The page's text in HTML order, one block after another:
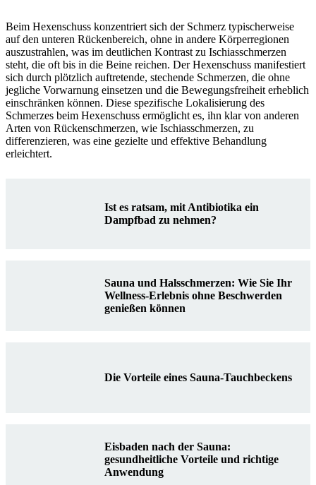
Beim Hexenschuss konzentriert sich der Schmerz typischerweise
auf den unteren Rückenbereich, ohne in andere Körperregionen
auszustrahlen, was im deutlichen Kontrast zu Ischiasschmerzen
steht, die oft bis in die Beine reichen. Der Hexenschuss manifestiert
sich durch plötzlich auftretende, stechende Schmerzen, die ohne
jegliche Vorwarnung einsetzen und die Bewegungsfreiheit erheblich
einschränken können. Diese spezifische Lokalisierung des
Schmerzes beim Hexenschuss ermöglicht es, ihn klar von anderen
Arten von Rückenschmerzen, wie Ischiasschmerzen, zu
differenzieren, was eine gezielte und effektive Behandlung
erleichtert.
Ist es ratsam, mit Antibiotika ein
Dampfbad zu nehmen?
Sauna und Halsschmerzen: Wie Sie Ihr
Wellness-Erlebnis ohne Beschwerden
genießen können
Die Vorteile eines Sauna-Tauchbeckens
Eisbaden nach der Sauna:
gesundheitliche Vorteile und richtige
Anwendung